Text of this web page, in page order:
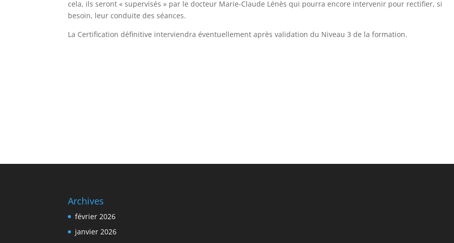
cela, ils seront « supervisés » par le docteur Marie-Claude Lénès qui pourra encore intervenir pour rectifier, si
besoin, leur conduite des séances.
La Certification définitive interviendra éventuellement après validation du Niveau 3 de la formation.
Archives
février 2026
janvier 2026